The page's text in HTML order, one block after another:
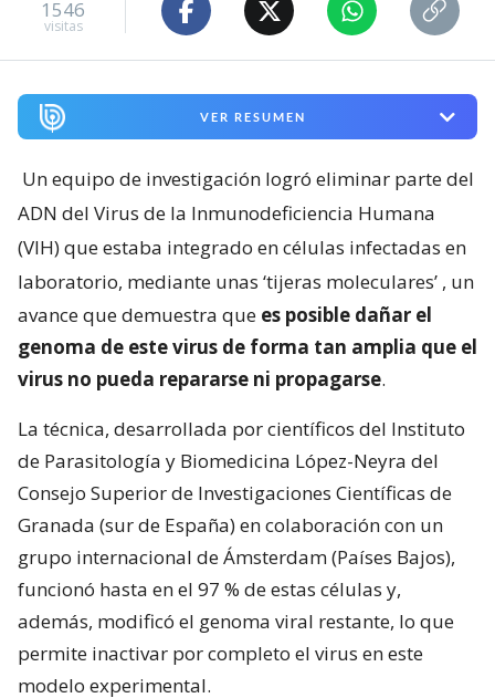
1546
visitas
VER RESUMEN
Un equipo de investigación logró eliminar parte del
ADN del Virus de la Inmunodeficiencia Humana
(VIH) que estaba integrado en células infectadas en
laboratorio, mediante unas ‘tijeras moleculares’ , un
avance que demuestra que es posible dañar el
genoma de este virus de forma tan amplia que el
virus no pueda repararse ni propagarse.
La técnica, desarrollada por científicos del Instituto
de Parasitología y Biomedicina López-Neyra del
Consejo Superior de Investigaciones Científicas de
Granada (sur de España) en colaboración con un
grupo internacional de Ámsterdam (Países Bajos),
funcionó hasta en el 97 % de estas células y,
además, modificó el genoma viral restante, lo que
permite inactivar por completo el virus en este
modelo experimental.